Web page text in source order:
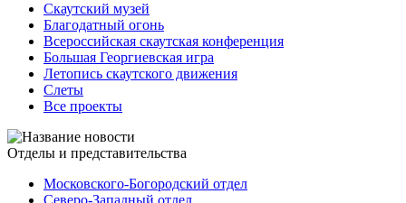
Скаутский музей
Благодатный огонь
Всероссийская скаутская конференция
Большая Георгиевская игра
Летопись скаутского движения
Слеты
Все проекты
Отделы и представительства
Московского-Богородский отдел
Северо-Западный отдел